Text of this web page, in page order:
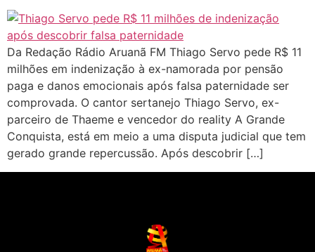
Da Redação Rádio Aruanã FM Thiago Servo pede R$ 11
milhões em indenização à ex-namorada por pensão
paga e danos emocionais após falsa paternidade ser
comprovada. O cantor sertanejo Thiago Servo, ex-
parceiro de Thaeme e vencedor do reality A Grande
Conquista, está em meio a uma disputa judicial que tem
gerado grande repercussão. Após descobrir […]